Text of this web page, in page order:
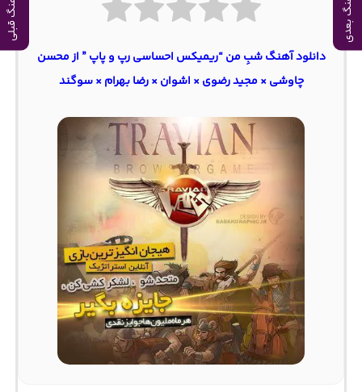
آهنگ بعدی آهنگ قبلی
دانلود آهنگ شبِ من “ریمیکس احساسی رپ و پاپ ” از محسن
چاوشی × مجید رضوی × اشوان × رضا بهرام × سوگند